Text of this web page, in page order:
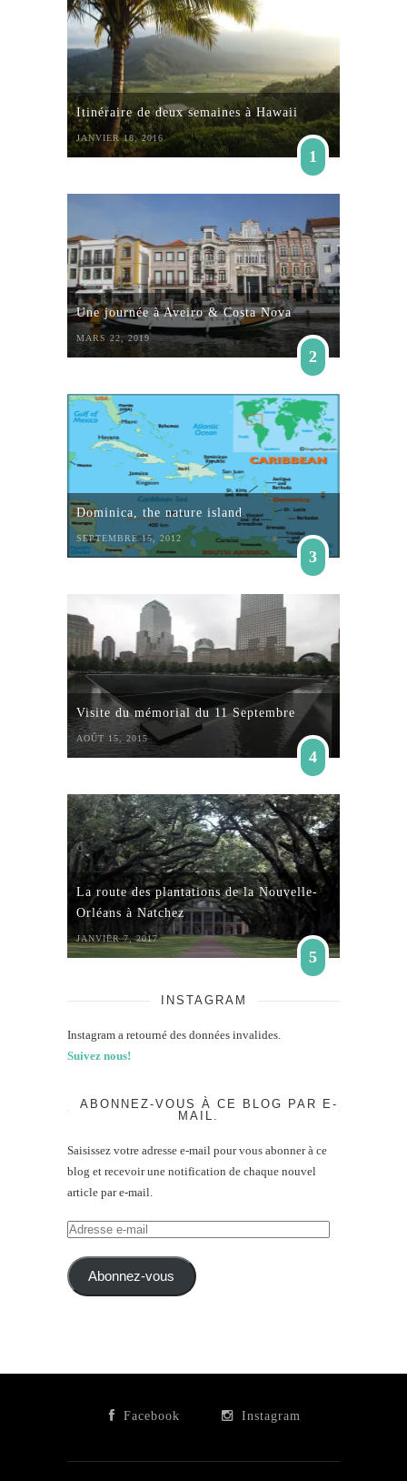
Itinéraire de deux semaines à Hawaii
JANVIER 18, 2016
1
Une journée à Aveiro & Costa Nova
MARS 22, 2019
2
Dominica, the nature island
SEPTEMBRE 15, 2012
3
Visite du mémorial du 11 Septembre
AOÛT 15, 2015
4
La route des plantations de la Nouvelle-
Orléans à Natchez
JANVIER 7, 2017
5
INSTAGRAM
Instagram a retourné des données invalides.
Suivez nous!
ABONNEZ-VOUS À CE BLOG PAR E-
MAIL.
Saisissez votre adresse e-mail pour vous abonner à ce
blog et recevoir une notification de chaque nouvel
article par e-mail.
Adresse
mail Abonnez-vous
Facebook Instagram